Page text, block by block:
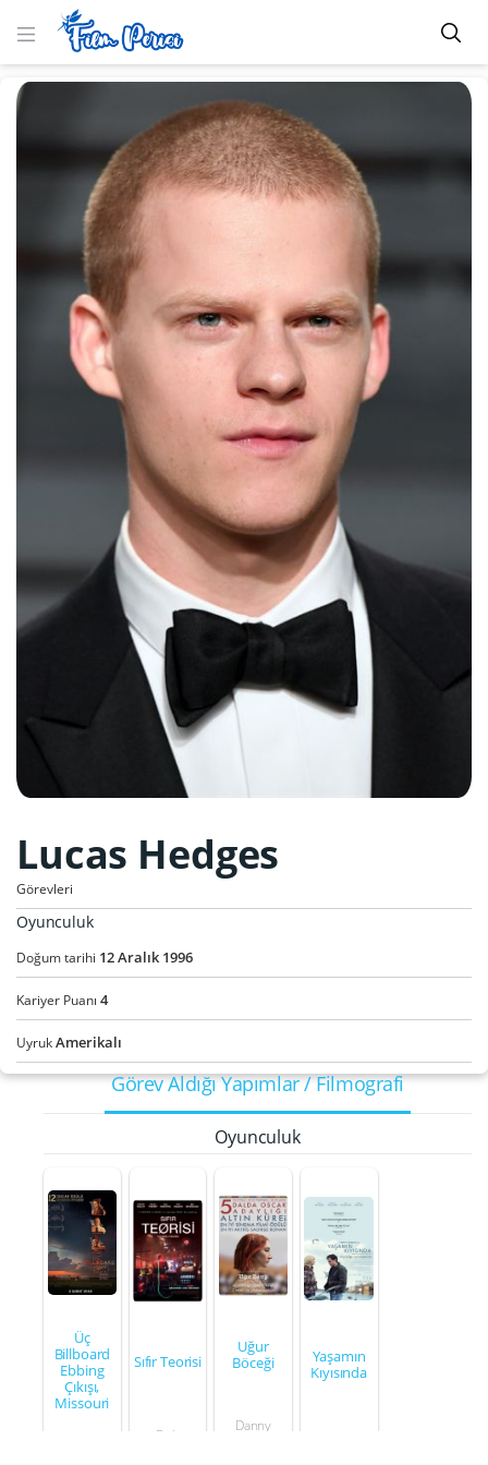
Lucas Hedges
Görevleri
Oyunculuk
Doğum tarihi 12Aralık 1996
Kariyer Puanı 4
UyrukAmerikalı
Görev Aldığı Yapımlar / Filmografi
Oyunculuk
Üç
Billboard
Ebbing
Çıkışı,
Missouri
Sıfır Teorisi
Bob
Uğur
Böceği
Danny
Yaşamın
Kıyısında